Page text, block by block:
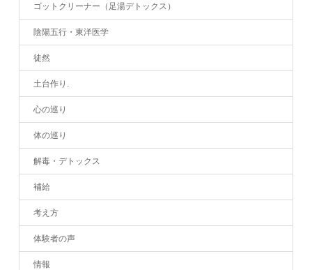
ゴットクリーナー（足湯デトックス）
陰陽五行・東洋医学
徒然
土台作り.
心の巡り
体の巡り
解毒・デトックス
補給
考え方
体験者の声
情報